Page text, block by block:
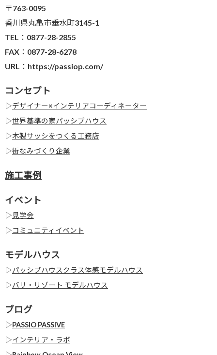
〒763-0095
香川県丸亀市垂水町3145-1
TEL：0877-28-2855
FAX：0877-28-6278
URL： https://passiop.com/
コンセプト
▷デザイナー×インテリアコーディネーター
▷世界基準の家パッシブハウス
▷木製サッシをつくる工務店
▷街なみづくり企業
施工事例
イベント
▷ 見学会
▷コミュニティイベント
モデルハウス
▷パッシブハウスクラス体感モデルハウス
▷バリ・リゾート モデルハウス
ブログ
▷PASSIO PASSIVE
▷インテリア・ラボ